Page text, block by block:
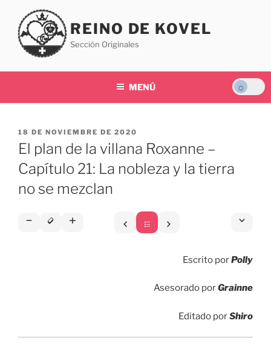
contenido
REINO DE KOVEL
Sección Originales
MENÚ
PUBLICADO
EL
18 DE NOVIEMBRE DE 2020
El plan de la villana Roxanne –
Capítulo 21: La nobleza y la tierra
no se mezclan
Escrito porPolly
Asesorado porGrainne
Editado porShiro